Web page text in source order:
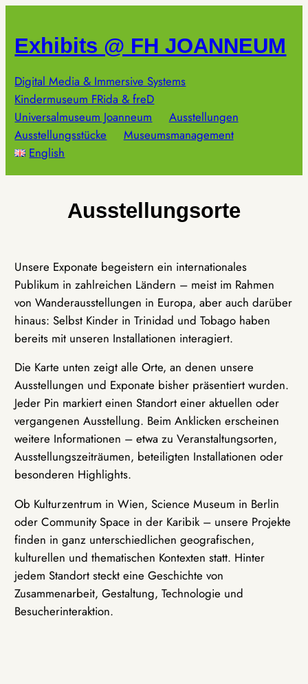
springen
Exhibits @ FH JOANNEUM
Digital Media & Immersive Systems
Kindermuseum FRida & freD
Universalmuseum Joanneum
Ausstellungen
Ausstellungsstücke
Museumsmanagement
English
Ausstellungsorte
Unsere Exponate begeistern ein internationales
Publikum in zahlreichen Ländern – meist im Rahmen
von Wanderausstellungen in Europa, aber auch darüber
hinaus: Selbst Kinder in Trinidad und Tobago haben
bereits mit unseren Installationen interagiert.
Die Karte unten zeigt alle Orte, an denen unsere
Ausstellungen und Exponate bisher präsentiert wurden.
Jeder Pin markiert einen Standort einer aktuellen oder
vergangenen Ausstellung. Beim Anklicken erscheinen
weitere Informationen – etwa zu Veranstaltungsorten,
Ausstellungszeiträumen, beteiligten Installationen oder
besonderen Highlights.
Ob Kulturzentrum in Wien, Science Museum in Berlin
oder Community Space in der Karibik – unsere Projekte
finden in ganz unterschiedlichen geografischen,
kulturellen und thematischen Kontexten statt. Hinter
jedem Standort steckt eine Geschichte von
Zusammenarbeit, Gestaltung, Technologie und
Besucherinteraktion.